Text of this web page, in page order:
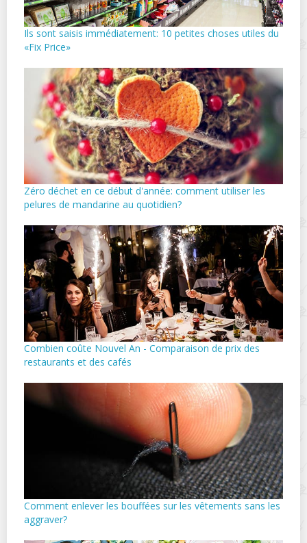
Ils sont saisis immédiatement: 10 petites choses utiles du
«Fix Price»
Zéro déchet en ce début d'année: comment utiliser les
pelures de mandarine au quotidien?
Combien coûte Nouvel An - Comparaison de prix des
restaurants et des cafés
Comment enlever les bouffées sur les vêtements sans les
aggraver?